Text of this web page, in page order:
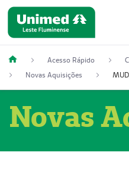
Acesso Rápido
Novas Aquisições
Novas